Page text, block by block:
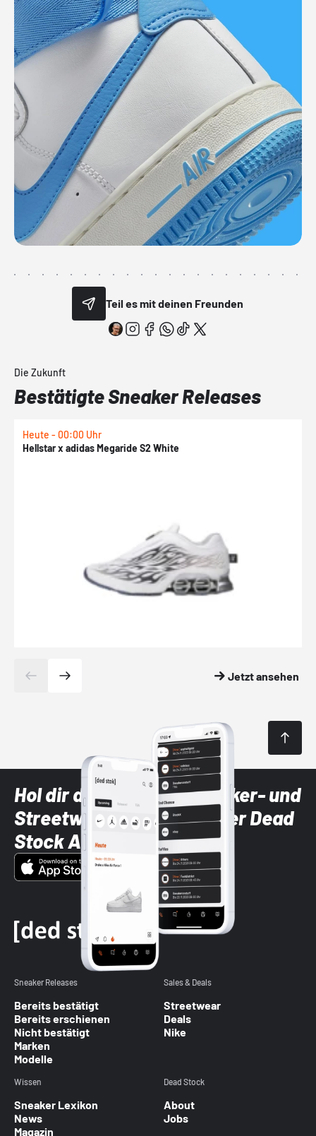
Teil es mit deinen Freunden
Die Zukunft
Bestätigte Sneaker Releases
Heute - 00:00 Uhr
Hellstar x adidas Megaride S2 White
Jetzt ansehen
Hol dir die neuesten Sneaker- und
Streetwear-Brands mit der Dead
Stock App
Sneaker Releases
Bereits bestätigt
Bereits erschienen
Nicht bestätigt
Marken
Modelle
Sales & Deals
Streetwear
Deals
Nike
Wissen
Sneaker Lexikon
News
Magazin
Dead Stock
About
Jobs